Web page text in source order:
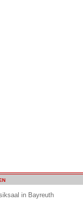
in Bayreuth